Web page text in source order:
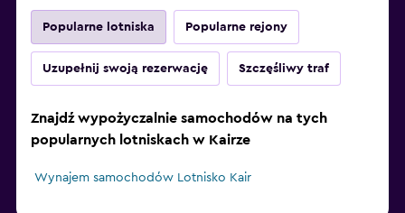
Popularne lotniska Popularne rejony
Uzupełnij swoją rezerwację Szczęśliwy traf
Znajdź wypożyczalnie samochodów na tych
popularnych lotniskach w Kairze
Wynajem samochodów Lotnisko Kair